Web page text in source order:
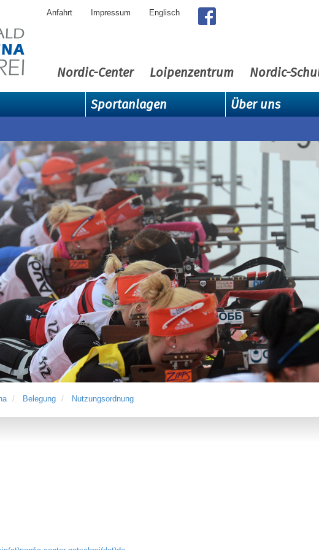
Anfahrt Impressum Englisch
Nordic-Center Loipenzentrum Nordic-
Sportanlagen Über uns
Belegung Nutzungsordnung